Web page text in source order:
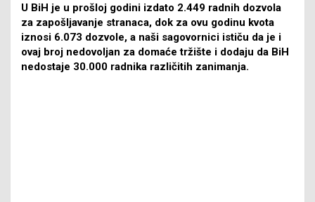
U BiH je u prošloj godini izdato 2.449 radnih dozvola
za zapošljavanje stranaca, dok za ovu godinu kvota
iznosi 6.073 dozvole, a naši sagovornici ističu da je i
ovaj broj nedovoljan za domaće tržište i dodaju da BiH
nedostaje 30.000 radnika različitih zanimanja.